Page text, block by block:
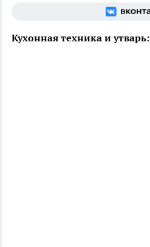
Кухонная техника и утварь: